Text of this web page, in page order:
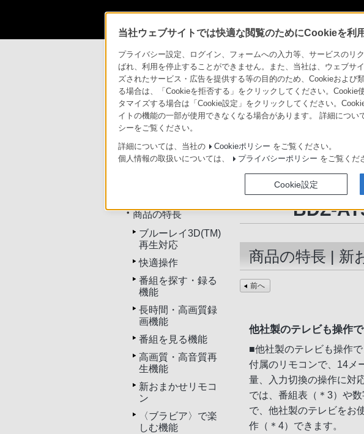
商品情報・ストア ブルーレイディスクレコーダー BDZ-AT500
ブルーレイディスクレコーダー
トップ
商品の特長
ブルーレイ3D(TM)
再生対応
快適操作
番組を探す・録る
機能
長時間・高画質録
画機能
番組を見る機能
高画質・高音質再
生機能
新おまかせリモコ
ン
〈ブラビア〉で楽
しむ機能
デジタルハイ
スク/DVDレコ
BDZ-
商品の特長 | 新
前へ
他社製のテレビも操作
■他社製のテレビも操作で
付属のリモコンで、14メ
量、入力切換の操作に対
では、番組表（＊3）や
で、他社製のテレビをお
作（＊4）できます。
当社ウェブサイトでは快適な閲覧のためにCookieを利
プライバシー設定、ログイン、フォームへの入力等、サービスのリ
ばれ、利用を停止することができません。また、当社は、ウェブサ
ズされたサービス・広告を提供する等の目的のため、Cookieおよ
る場合は、「Cookieを拒否する」をクリックしてください。
タマイズする場合は「Cookie設定」をクリックしてください。
イトの機能の一部が使用できなくなる場合があります。 詳細につ
シーをご覧ください。
詳細については、当社の Cookieポリシー をご覧ください。
個人情報の取扱いについては、
プライバシーポリシー をご覧くだ
Cookie設定